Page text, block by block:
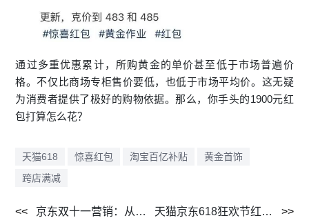
通过多重优惠累计，所购黄金的单价甚至低于市场普遍价
格。不仅比商场专柜售价要低，也低于市场平均价。这无疑
为消费者提供了极好的购物依据。那么，你手头的1900元红
包打算怎么花？
天猫618 惊喜红包 淘宝百亿补贴
黄金首饰
跨店满减
京东双十一营销：从促销到情感共鸣，塑造独特品牌认知 天猫京东618狂欢节红包活动详解：如何参与赢取高达24888元红包